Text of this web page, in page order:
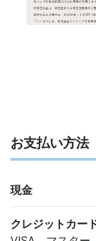
お支払い方法
現金
クレジットカー